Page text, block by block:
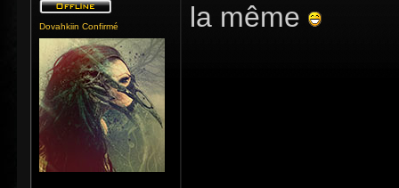
Dovahkiin Confirmé la même